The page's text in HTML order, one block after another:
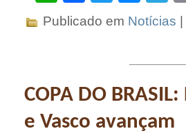
Publicado em Notícias |
COPA DO
e Vasco avançam